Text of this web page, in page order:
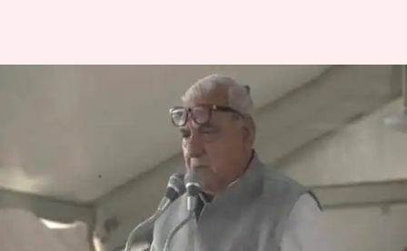
भूपेंद्र हुड्डा ने अनुच्छेद 370 पर किया
सरकार का समर्थन, कहा- रास्ता
भटक गई है कांग्रेस
लेखन Aug 18, 2019 09:09 pm
क्या है खबर?